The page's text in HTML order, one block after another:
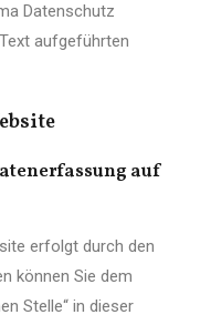
Datenschutz
aufgeführten
auf
erfolgt durch den
können Sie dem
Stelle“ in dieser